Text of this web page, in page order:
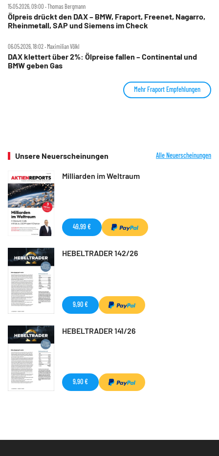
15.05.2026, 09:00 ‧ Thomas Bergmann
Ölpreis drückt den DAX – BMW, Fraport, Freenet, Nagarro,
Rheinmetall, SAP und Siemens im Check
06.05.2026, 18:02 ‧ Maximilian Völkl
DAX klettert über 2%: Ölpreise fallen – Continental und
BMW geben Gas
Mehr Fraport Empfehlungen
Unsere Neuerscheinungen Alle Neuerscheinungen
Milliarden im Weltraum
49,99 €
HEBELTRADER 142/26
9,90 €
HEBELTRADER 141/26
9,90 €